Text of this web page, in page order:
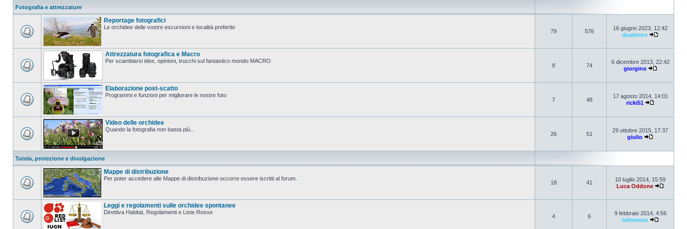
Fotografia e attrezzature
Reportage fotografici
Le orchidee delle vostre escursioni e località preferite
79 576
16 giugno 2023, 12:42
dpalermo
Attrezzatura fotografica e Macro
Per scambiarsi idee, opinioni, trucchi sul fantastico mondo MACRO
8 74
6 dicembre 2013, 22:42
giorgino
Elaborazione post-scatto
Programmi e funzioni per migliorare le nostre foto
7 48
17 agosto 2014, 14:01
ricki51
Video delle orchidee
Quando la fotografia non basta più...
26 51
29 ottobre 2015, 17:37
giulio
Tutela, protezione e divulgazione
Mappe di distribuzione
Per poter accedere alle Mappe di distribuzione occorre essere iscritti al forum.
18 41
10 luglio 2014, 15:59
Luca Oddone
Leggi e regolamenti sulle orchidee spontanee
Direttiva Habitat, Regolamenti e Liste Rosse
4 6
9 febbraio 2014, 4:56
talmamax